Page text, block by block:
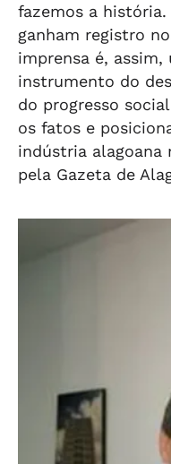
fazemos a história.
ganham registro
imprensa é,
instrumento do
do progresso
os fatos e
indústria alagoana
pela Gazeta de